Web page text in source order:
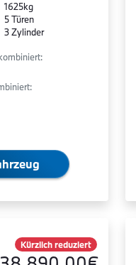
1625kg
5 Türen
3 Zylinder
Kürzlich reduziert